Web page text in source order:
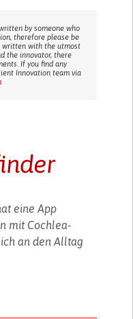
by someone who
therefore please be
written with the utmost
the innovator, there
If you find any
Innovation team via
eine App
mit Cochlea-
an den Alltag